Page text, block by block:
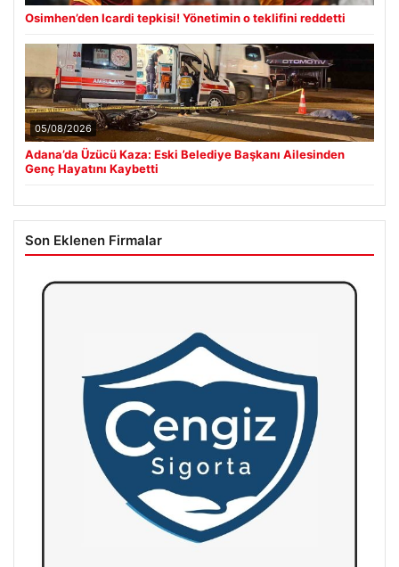
Osimhen’den Icardi tepkisi! Yönetimin o teklifini reddetti
05/08/2026
Adana’da Üzücü Kaza: Eski Belediye Başkanı Ailesinden
Genç Hayatını Kaybetti
Son Eklenen Firmalar